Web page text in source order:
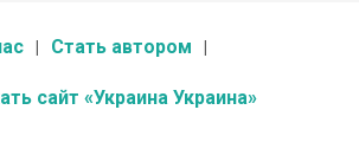
Стать автором
сайт «Украина Украина»